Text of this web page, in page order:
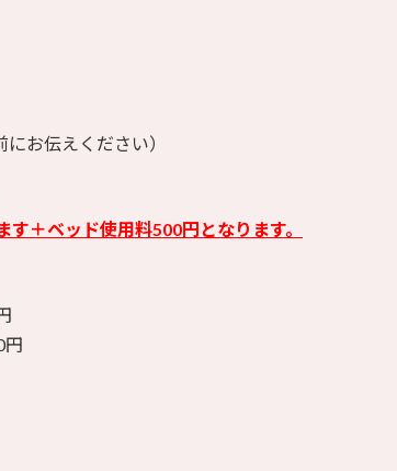
お伝えください）
＋ベッド使用料500円となります。
円